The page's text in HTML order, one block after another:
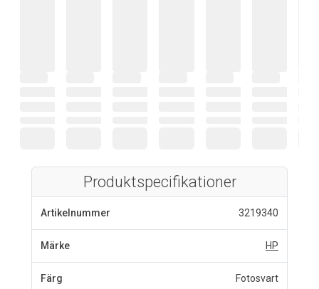
Produktspecifikationer
Artikelnummer 3219340
Märke HP
Färg Fotosvart